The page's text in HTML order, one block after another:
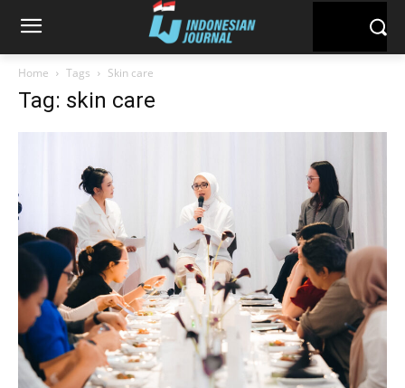
Home Tags Skin care
Tag: skin care